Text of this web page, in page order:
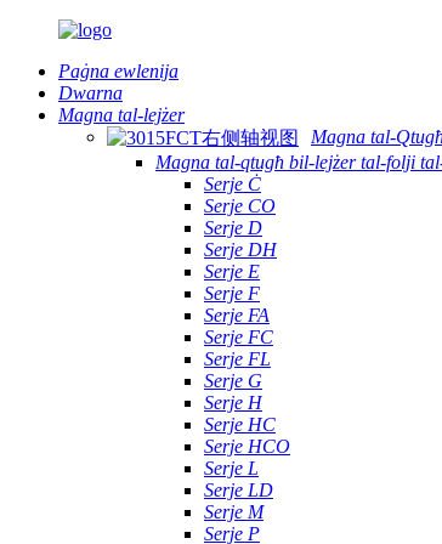
Paġna ewlenija
Dwarna
Magna tal-lejżer
Magna tal-
Magna tal-qtugħ bil-lejżer tal-folji
Serje Ċ
Serje CO
Serje D
Serje DH
Serje E
Serje F
Serje FA
Serje FC
Serje FL
Serje G
Serje H
Serje HC
Serje HCO
Serje L
Serje LD
Serje M
Serje P